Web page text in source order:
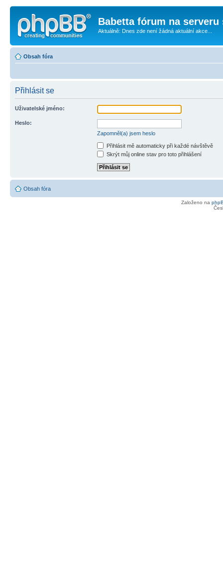
Babetta fórum na serveru
Aktuálně: Dnes zde není žádná aktuální akce...
Obsah fóra
Přihlásit se
Uživatelské jméno:
Heslo:
Zapomněl(a) jsem heslo
Přihlásit mě automaticky při každé návštěvě
Skrýt můj online stav pro toto přihlášení
Obsah fóra
Založeno na